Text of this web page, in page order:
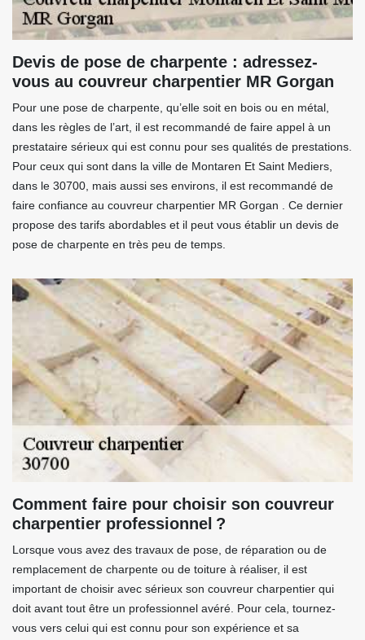
Devis de pose de charpente : adressez-
vous au couvreur charpentier MR Gorgan
Pour une pose de charpente, qu’elle soit en bois ou en métal,
dans les règles de l’art, il est recommandé de faire appel à un
prestataire sérieux qui est connu pour ses qualités de prestations.
Pour ceux qui sont dans la ville de Montaren Et Saint Mediers,
dans le 30700, mais aussi ses environs, il est recommandé de
faire confiance au couvreur charpentier MR Gorgan . Ce dernier
propose des tarifs abordables et il peut vous établir un devis de
pose de charpente en très peu de temps.
Comment faire pour choisir son couvreur
charpentier professionnel ?
Lorsque vous avez des travaux de pose, de réparation ou de
remplacement de charpente ou de toiture à réaliser, il est
important de choisir avec sérieux son couvreur charpentier qui
doit avant tout être un professionnel avéré. Pour cela, tournez-
vous vers celui qui est connu pour son expérience et sa